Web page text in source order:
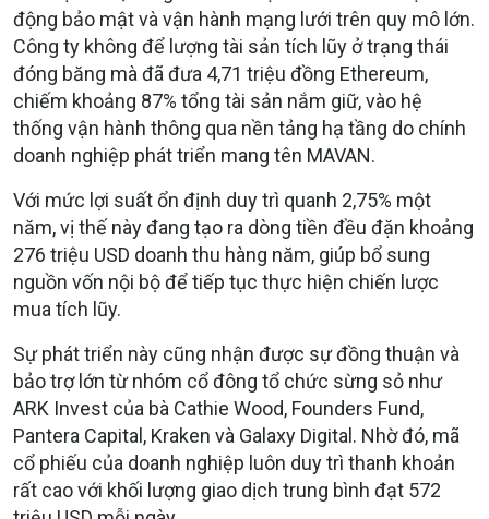
động bảo mật và vận hành mạng lưới trên quy mô lớn.
Công ty không để lượng tài sản tích lũy ở trạng thái
đóng băng mà đã đưa 4,71 triệu đồng Ethereum,
chiếm khoảng 87% tổng tài sản nắm giữ, vào hệ
thống vận hành thông qua nền tảng hạ tầng do chính
doanh nghiệp phát triển mang tên MAVAN.
Với mức lợi suất ổn định duy trì quanh 2,75% một
năm, vị thế này đang tạo ra dòng tiền đều đặn khoảng
276 triệu USD doanh thu hàng năm, giúp bổ sung
nguồn vốn nội bộ để tiếp tục thực hiện chiến lược
mua tích lũy.
Sự phát triển này cũng nhận được sự đồng thuận và
bảo trợ lớn từ nhóm cổ đông tổ chức sừng sỏ như
ARK Invest của bà Cathie Wood, Founders Fund,
Pantera Capital, Kraken và Galaxy Digital. Nhờ đó, mã
cổ phiếu của doanh nghiệp luôn duy trì thanh khoản
rất cao với khối lượng giao dịch trung bình đạt 572